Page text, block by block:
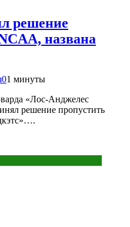
решение
названа
01 минуты
«Лос-Анджелес
решение пропустить